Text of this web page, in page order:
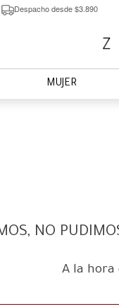
Despacho desde $3.890
MUJER
NO
A la hora